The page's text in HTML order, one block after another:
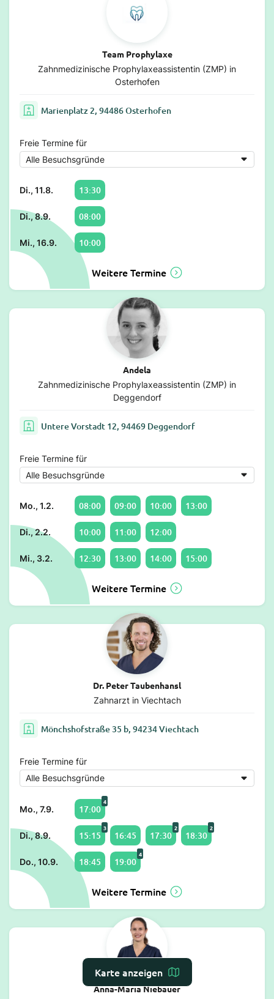
Team Prophylaxe
Zahnmedizinische Prophylaxeassistentin (ZMP) in
Osterhofen
Marienplatz 2, 94486 Osterhofen
Freie Termine für
Di., 11.8. 13:30
Di., 8.9. 08:00
Mi., 16.9. 10:00
Weitere Termine
Andela
Zahnmedizinische Prophylaxeassistentin (ZMP) in
Deggendorf
Untere Vorstadt 12, 94469 Deggendorf
Freie Termine für
Mo., 1.2. 08:00 09:00 10:00 13:00
Di., 2.2. 10:00 11:00 12:00
Mi., 3.2. 12:30 13:00 14:00 15:00
Weitere Termine
Dr. Peter Taubenhansl
Zahnarzt in Viechtach
Mönchshofstraße 35 b, 94234 Viechtach
Freie Termine für
Mo., 7.9. 17:00
4
Di., 8.9. 15:15
3
16:45 17:30
2
18:30
2
Do., 10.9. 18:45 19:00
4
Weitere Termine
Anna-Maria Niebauer
Karte anzeigen